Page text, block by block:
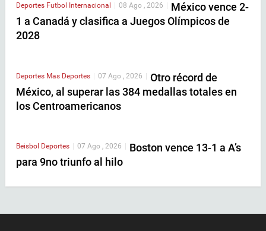
Deportes Futbol Internacional 08 Ago , 2026
México vence 2-
1 a Canadá y clasifica a Juegos Olímpicos de
2028
Deportes Mas Deportes | 07 Ago , 2026 | Otro récord de
México, al superar las 384 medallas totales en
los Centroamericanos
Beisbol Deportes 07 Ago , 2026
Boston vence 13-1 a A’s
para 9no triunfo al hilo